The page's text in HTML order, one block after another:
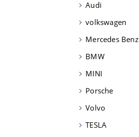
Audi
volkswagen
Mercedes Benz
BMW
MINI
Porsche
Volvo
TESLA